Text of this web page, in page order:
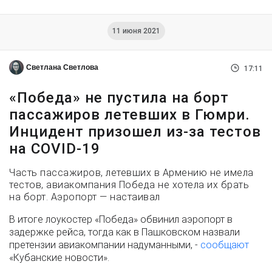
11 июня 2021
Светлана Светлова 17:11
«Победа» не пустила на борт
пассажиров летевших в Гюмри.
Инцидент призошел из-за тестов
на COVID-19
Часть пассажиров, летевших в Армению не имела
тестов, авиакомпания Победа не хотела их брать
на борт. Аэропорт — настаивал
В итоге лоукостер «Победа» обвинил аэропорт в
задержке рейса, тогда как в Пашковском назвали
претензии авиакомпании надуманными, - сообщают
«Кубанские новости».